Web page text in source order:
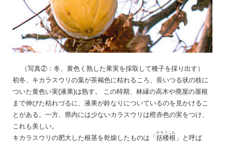
（写真②：冬、黄色く熟した果実を採取して種子を採り出す）
初冬、キカラスウリの葉が茶褐色に枯れるころ、長いつる状の枝に
ついた黄色い実(液果)は熟す。 この時期、林縁の高木や廃屋の屋根
まで伸びた枯れづるに、液果が鈴なりについているのを見かけるこ
とがある。一方、県内には少ないカラスウリは橙赤色の実をつけ、
これも美しい。
キカラスウリの肥大した根茎を乾燥したものは「 括楼根
かろうこん
」と呼ば